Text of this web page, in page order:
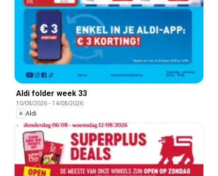
Aldi folder week 33
10/08/2026- 14/08/2026
Aldi